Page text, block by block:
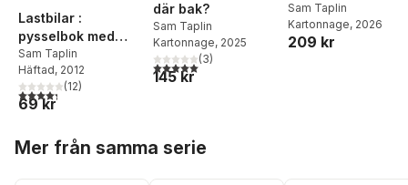
Lastbilar :
pysselbok med
klistermärken
Sam Taplin
Häftad, 2012
4,3utav 5 stjärnor. Totalt antal röster:
(12)
69 kr
där bak?
Sam Taplin
Kartonnage, 2025
5,0utav 5 stjärnor. Totalt antal röster:
(3)
145 kr
Sam Taplin
Kartonnage, 2026
209 kr
Mer från samma serie